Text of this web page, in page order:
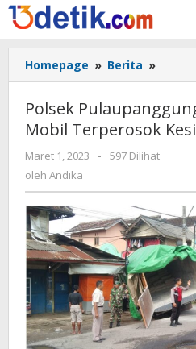
Lewati
ke
konten
Homepage » Berita »
Mobil
Polsek
Mobil Terperosok
Maret 1, 2023
oleh
-
597 Dilihat
oleh Andika